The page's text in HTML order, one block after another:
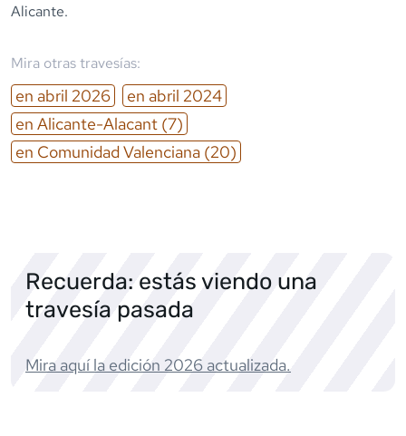
Alicante.
Mira otras travesías:
en abril 2026 en abril 2024
en Alicante-Alacant (7)
en Comunidad Valenciana (20)
Recuerda: estás viendo una
travesía pasada
Mira aquí la edición 2026 actualizada.